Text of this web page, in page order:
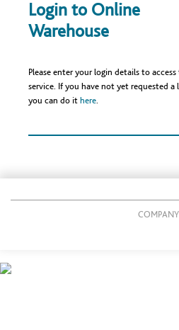
Login to Online
Warehouse
Please enter your login details to access
service. If you have not yet requested a
you can do it here
COMPANY